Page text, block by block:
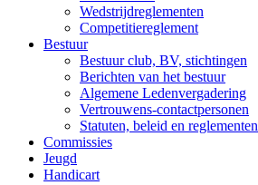
Wedstrijdreglementen
Competitiereglement
Bestuur
Bestuur club, BV, stichtingen
Berichten van het bestuur
Algemene Ledenvergadering
Vertrouwens-contactpersonen
Statuten, beleid en reglementen
Commissies
Jeugd
Handicart